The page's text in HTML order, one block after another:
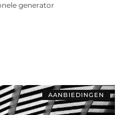
generator
AANBIEDINGEN